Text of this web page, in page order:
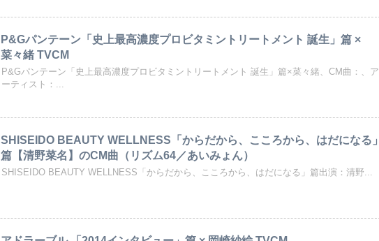
P&Gパンテーン「史上最高濃度プロビタミントリートメント 誕生」篇 ×
菜々緒 TVCM
P&Gパンテーン「史上最高濃度プロビタミントリートメント 誕生」篇×菜々緒、CM曲：、ア
ーティスト：...
SHISEIDO BEAUTY WELLNESS「からだから、こころから、はだになる」
篇【清野菜名】のCM曲（リズム64／あいみょん）
SHISEIDO BEAUTY WELLNESS「からだから、こころから、はだになる」篇出演：清野...